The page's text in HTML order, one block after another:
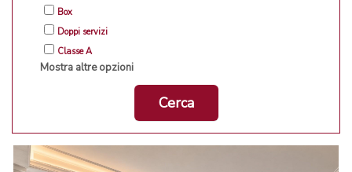
Box
Doppi servizi
Classe A
Mostra altre opzioni
Cerca